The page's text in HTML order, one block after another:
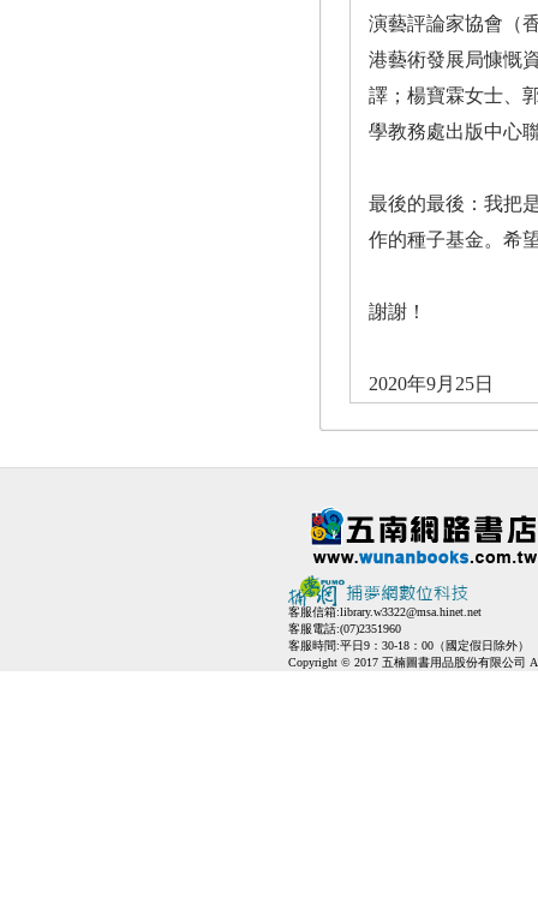
演藝評論家協會（
港藝術發展局慷慨
譯；楊寶霖女士、
學教務處出版中心
最後的最後：我把
作的種子基金。希
謝謝！
2020年9月25日
客服信箱:library.w3322@msa.hinet.net
客服電話:(07)2351960
客服時間:平日9：30-18：00（國定假日除外）
Copyright © 2017 五楠圖書用品股份有限公司